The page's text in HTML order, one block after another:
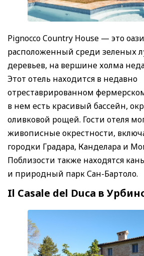
Pignocco Country House — это
расположенный среди зеленых
деревьев, на вершине холма
Этот отель находится в недавно
отреставрированном
в нем есть красивый бассейн,
оливковой рощей. Гости отеля
живописные окрестности,
городки Градара, Канделара и
Поблизости также находятся
и природный парк Сан-Бартоло.
Il Casale del Duca в